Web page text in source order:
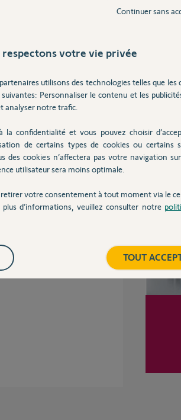
de la
7réponses
respectons votre vie privée
utilisons des technologies telles que les
Personnaliser le contenu et les
analyser notre trafic.
confidentialité et vous pouvez choisir
de certains types de cookies ou certains
des cookies n’affectera pas votre navigation
utilisateur sera moins optimale.
votre consentement à tout moment via le
d’informations, veuillez consulter notre
Continuer sans
TOUT